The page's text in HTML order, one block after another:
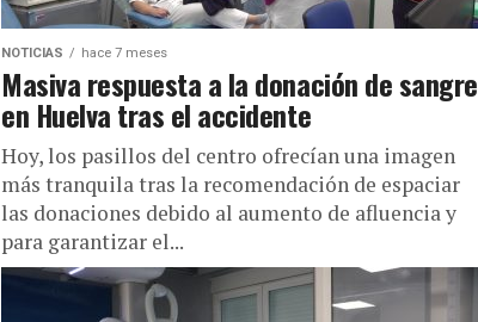
NOTICIAS hace 7 meses
Masiva respuesta a la donación de sangre
en Huelva tras el accidente
Hoy, los pasillos del centro ofrecían una imagen
más tranquila tras la recomendación de espaciar
las donaciones debido al aumento de afluencia y
para garantizar el...